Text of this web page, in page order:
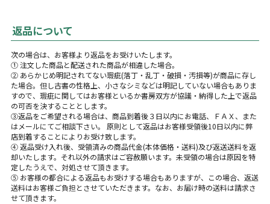
返品について
次の場合は、お客様より返品をお受けいたします。
① 注文した商品と配送された商品が相違した場合。
② あらかじめ明記されてない瑕疵(落丁・乱丁・破損・汚損等)が商品に存し
た場合。但し古書の性格上、小さなシミなどは明記していない場合もありま
すので、瑕疵に関してはお客様といるか書房双方が協議・納得した上で返品
の可否を決することとします。
③返品をご希望される場合は、商品到着後３日以内にお電話、ＦＡＸ、また
はメールにてご相談下さい。 原則として返品はお客様受領後10日以内に弊
店到着することによりお受け致します。
④ 返品受け入れ後、受領済みの商品代金(本体価格・送料)及び返送送料を返
却いたします。それ以外の請求はご容赦願います。未受領の場合は原因を特
定したうえで、対処させて頂きます。
⑤ お客様の都合による返品もお受けする場合もありますが、この場合、返送
送料はお客様ご負担とさせていただきます。なお、お届け時の送料は請求さ
せて頂きます。